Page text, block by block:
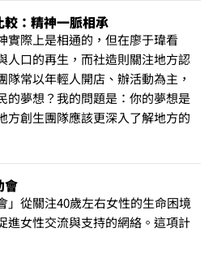
：精神一脈相承
實際上是相通的，但在廖于瑋看
人口的再生，而社造則關注地方認
隊常以年輕人開店、辦活動為主，
的夢想？我的問題是：你的夢想是
方創生團隊應該更深入了解地方的
會
」從關注40歲左右女性的生命困境
進女性交流與支持的網絡。這項計